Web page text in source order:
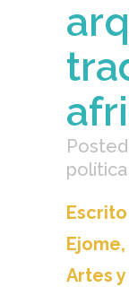
Artes